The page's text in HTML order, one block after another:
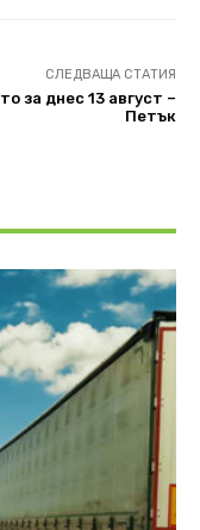
СЛЕДВАЩА СТАТИЯ
за днес 13 август –
Петък